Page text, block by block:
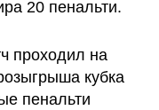
20 пенальти.
проходил на
кубка
пенальти